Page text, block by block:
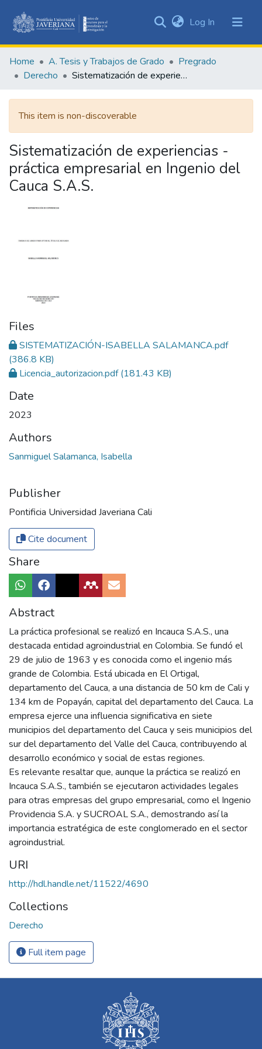
&
Collections
Statistics
Log In (current)
Home A. Tesis y Trabajos de Grado
Pregrado
Derecho
Sistematización de experiencias - práctica empresarial en Ingenio del Cauca S.A.S.
This item is non-discoverable
Sistematización de experiencias -
práctica empresarial en Ingenio del
Cauca S.A.S.
Files
SISTEMATIZACIÓN-ISABELLA SALAMANCA.pdf
(386.8 KB)
Licencia_autorizacion.pdf(181.43 KB)
Date
2023
Authors
Sanmiguel Salamanca, Isabella
Publisher
Pontificia Universidad Javeriana Cali
Cite document
Share
Abstract
La práctica profesional se realizó en Incauca S.A.S., una
destacada entidad agroindustrial en Colombia. Se fundó el
29 de julio de 1963 y es conocida como el ingenio más
grande de Colombia. Está ubicada en El Ortigal,
departamento del Cauca, a una distancia de 50 km de Cali y
134 km de Popayán, capital del departamento del Cauca. La
empresa ejerce una influencia significativa en siete
municipios del departamento del Cauca y seis municipios del
sur del departamento del Valle del Cauca, contribuyendo al
desarrollo económico y social de estas regiones.
Es relevante resaltar que, aunque la práctica se realizó en
Incauca S.A.S., también se ejecutaron actividades legales
para otras empresas del grupo empresarial, como el Ingenio
Providencia S.A. y SUCROAL S.A., demostrando así la
importancia estratégica de este conglomerado en el sector
agroindustrial.
URI
http://hdl.handle.net/11522/4690
Collections
Derecho
Full item page